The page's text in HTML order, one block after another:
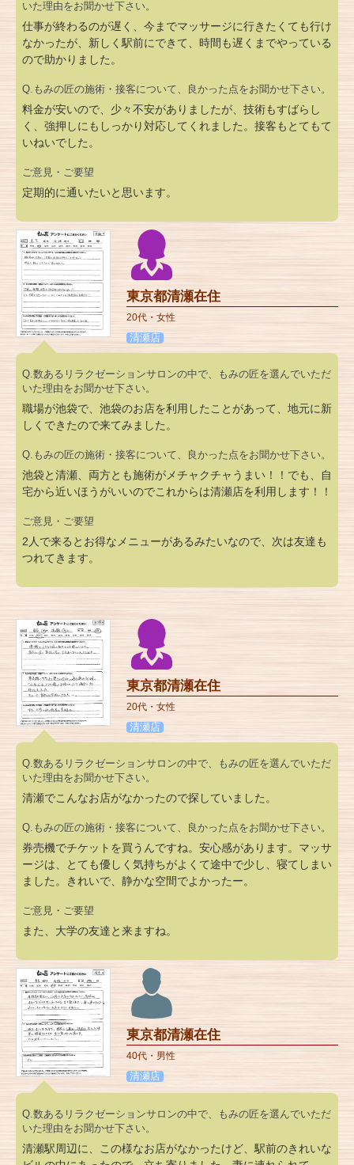
いた理由をお聞かせ下さい。
仕事が終わるのが遅く、今までマッサージに行きたくても行け
なかったが、新しく駅前にできて、時間も遅くまでやっている
ので助かりました。
Q.もみの匠の施術・接客について、良かった点をお聞かせ下さい。
料金が安いので、少々不安がありましたが、技術もすばらし
く、強押しにもしっかり対応してくれました。接客もとてもて
いねいでした。
ご意見・ご要望
定期的に通いたいと思います。
東京都清瀬在住
20代・女性
清瀬店
Q.数あるリラクゼーションサロンの中で、もみの匠を選んでいただ
いた理由をお聞かせ下さい。
職場が池袋で、池袋のお店を利用したことがあって、地元に新
しくできたので来てみました。
Q.もみの匠の施術・接客について、良かった点をお聞かせ下さい。
池袋と清瀬、両方とも施術がメチャクチャうまい！！でも、自
宅から近いほうがいいのでこれからは清瀬店を利用します！！
ご意見・ご要望
2人で来るとお得なメニューがあるみたいなので、次は友達も
つれてきます。
東京都清瀬在住
20代・女性
清瀬店
Q.数あるリラクゼーションサロンの中で、もみの匠を選んでいただ
いた理由をお聞かせ下さい。
清瀬でこんなお店がなかったので探していました。
Q.もみの匠の施術・接客について、良かった点をお聞かせ下さい。
券売機でチケットを買うんですね。安心感があります。マッサ
ージは、とても優しく気持ちがよくて途中で少し、寝てしまい
ました。きれいで、静かな空間でよかったー。
ご意見・ご要望
また、大学の友達と来ますね。
東京都清瀬在住
40代・男性
清瀬店
Q.数あるリラクゼーションサロンの中で、もみの匠を選んでいただ
いた理由をお聞かせ下さい。
清瀬駅周辺に、この様なお店がなかったけど、駅前のきれいな